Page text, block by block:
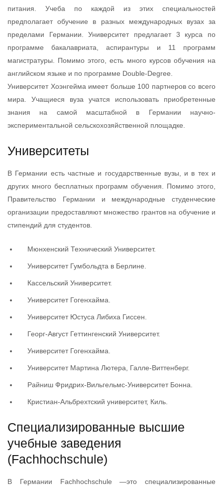
питания. Учеба по каждой из этих специальностей
предполагает обучение в разных международных вузах за
пределами Германии. Университет предлагает 3 курса по
программе бакалавриата, аспирантуры и 11 программ
магистратуры. Помимо этого, есть много курсов обучения на
английском языке и по программе Double-Degree.
Университет Хоэнгейма имеет больше 100 партнеров со всего
мира. Учащиеся вуза учатся использовать приобретенные
знания на самой масштабной в Германии научно-
экспериментальной сельскохозяйственной площадке.
Университеты
В Германии есть частные и государственные вузы, и в тех и
других много бесплатных программ обучения. Помимо этого,
Правительство Германии и международные студенческие
организации предоставляют множество грантов на обучение и
стипендий для студентов.
Мюнхенский Технический Университет.
Университет Гумбольдта в Берлине.
Кассельский Университет.
Университет Гогенхайма.
Университет Юстуса Либиха Гиссен.
Георг-Август Геттингенский Университет.
Университет Гогенхайма.
Университет Мартина Лютера, Галле-Виттенберг.
Райниш Фридрих-Вильгельмс-Университет Бонна.
Кристиан-Альбрехтский университет, Киль.
Специализированные высшие
учебные заведения
(Fachhochschule)
В Германии Fachhochschule —это специализированные